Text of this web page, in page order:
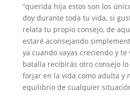
“querida hija estos son los
doy durante toda tu vida, si
relata tu propio consejo, de
estaré aconsejando
ya cuando vayas creciendo y
batalla recibirás otro consejo
forjar en la vida como adulta y
equilibrio de cualquier